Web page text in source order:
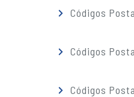
Códigos
Códigos
Códigos